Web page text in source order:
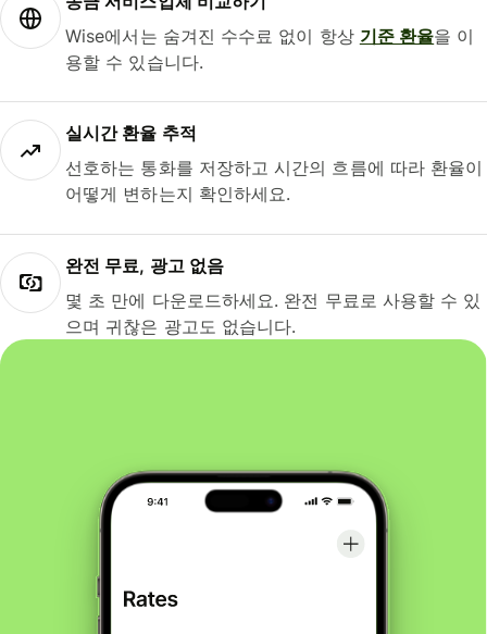
Wise에서는 숨겨진 수수료 없이 항상 기준 환율을 이
용할 수 있습니다.
실시간 환율 추적
선호하는 통화를 저장하고 시간의 흐름에 따라 환율이
어떻게 변하는지 확인하세요.
완전 무료, 광고 없음
몇 초 만에 다운로드하세요. 완전 무료로 사용할 수 있
으며 귀찮은 광고도 없습니다.